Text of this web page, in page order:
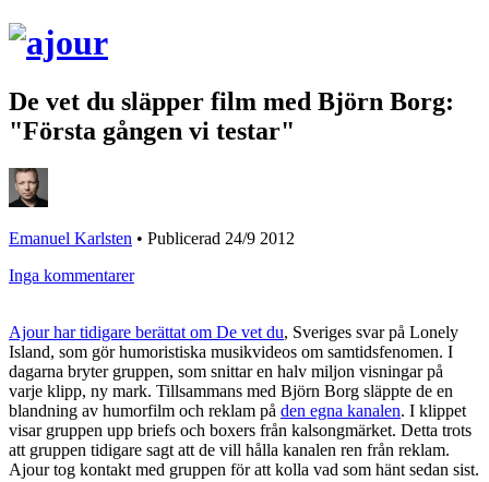
De vet du släpper film med Björn Borg:
"Första gången vi testar"
Emanuel Karlsten • Publicerad 24/9 2012
Inga kommentarer
Ajour har tidigare berättat om De vet du, Sveriges svar på Lonely
Island, som gör humoristiska musikvideos om samtidsfenomen. I
dagarna bryter gruppen, som snittar en halv miljon visningar på
varje klipp, ny mark. Tillsammans med Björn Borg släppte de en
blandning av humorfilm och reklam på den egna kanalen. I klippet
visar gruppen upp briefs och boxers från kalsongmärket. Detta trots
att gruppen tidigare sagt att de vill hålla kanalen ren från reklam.
Ajour tog kontakt med gruppen för att kolla vad som hänt sedan sist.